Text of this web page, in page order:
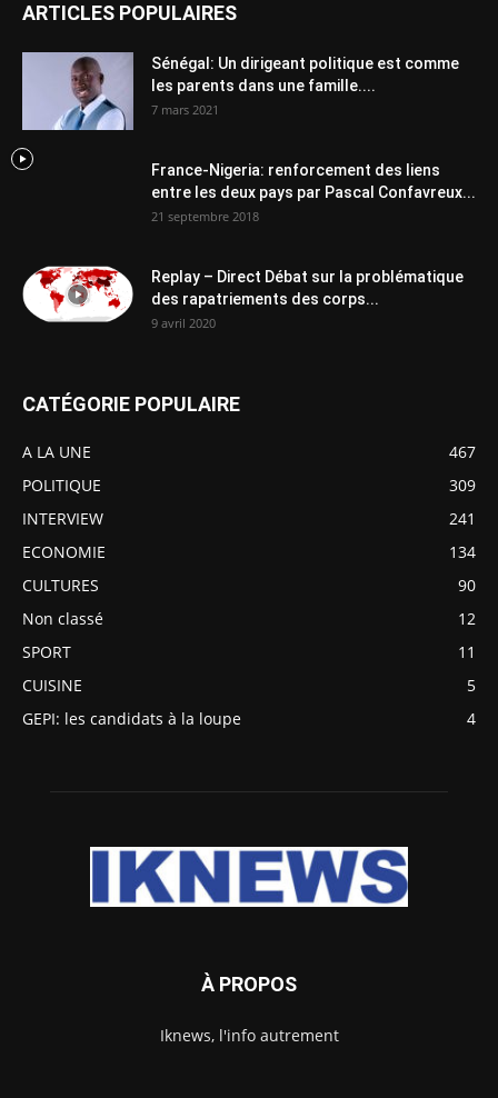
ARTICLES POPULAIRES
Sénégal: Un dirigeant politique est comme
les parents dans une famille....
7 mars 2021
France-Nigeria: renforcement des liens
entre les deux pays par Pascal Confavreux...
21 septembre 2018
Replay – Direct Débat sur la problématique
des rapatriements des corps...
9 avril 2020
CATÉGORIE POPULAIRE
A LA UNE
467
POLITIQUE
309
INTERVIEW
241
ECONOMIE
134
CULTURES
90
Non classé
12
SPORT
11
CUISINE
5
GEPI: les candidats à la loupe
4
À PROPOS
Iknews, l'info autrement